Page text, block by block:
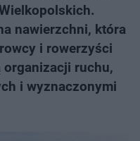
nawierzchni, która
i rowerzyści
organizacji ruchu,
i wyznaczonymi